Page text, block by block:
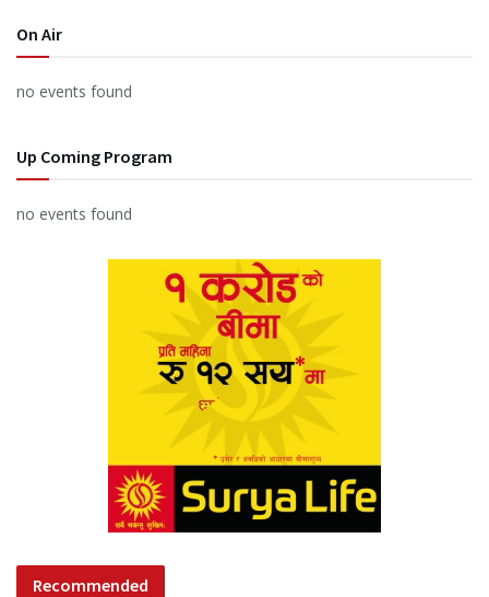
On Air
no events found
Up Coming Program
no events found
Recommended